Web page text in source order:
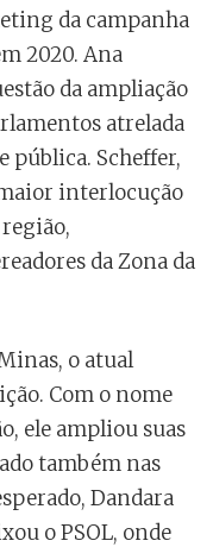
da campanha
2020. Ana
da ampliação
atrelada
pública. Scheffer,
interlocução
da Zona da
o atual
Com o nome
ele ampliou suas
também nas
Dandara
o PSOL, onde